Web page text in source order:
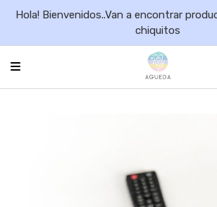
Hola! Bienvenidos..Van a encontrar
chiquitos